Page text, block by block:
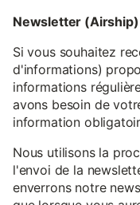
Newsletter (Airship)
Si vous souhaitez
d'informations)
informations
avons besoin de
information
Nous utilisons la
l'envoi de la
enverrons notre